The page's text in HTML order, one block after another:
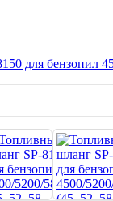
для бензопил